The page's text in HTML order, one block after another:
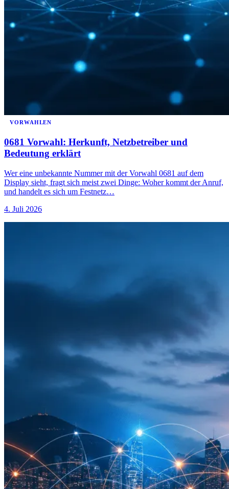
VORWAHLEN
0681 Vorwahl: Herkunft, Netzbetreiber und
Bedeutung erklärt
Wer eine unbekannte Nummer mit der Vorwahl 0681 auf dem
Display sieht, fragt sich meist zwei Dinge: Woher kommt der Anruf,
und handelt es sich um Festnetz…
4. Juli 2026